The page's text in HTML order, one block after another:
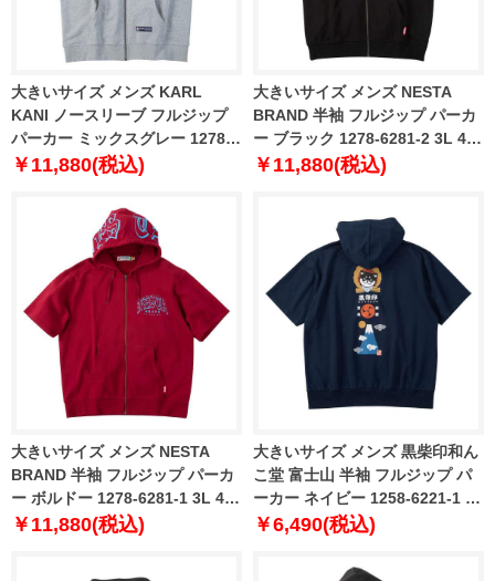
大きいサイズ メンズ KARL
KANI ノースリーブ フルジップ
パーカー ミックスグレー 1278-
6286-1 3L 4L 5L 6L 8L
￥11,880(税込)
大きいサイズ メンズ NESTA
BRAND 半袖 フルジップ パーカ
ー ブラック 1278-6281-2 3L 4L
5L 6L 8L
￥11,880(税込)
大きいサイズ メンズ NESTA
BRAND 半袖 フルジップ パーカ
ー ボルドー 1278-6281-1 3L 4L
5L 6L 8L
￥11,880(税込)
大きいサイズ メンズ 黒柴印和ん
こ堂 富士山 半袖 フルジップ パ
ーカー ネイビー 1258-6221-1 3L
4L 5L 6L 8L
￥6,490(税込)